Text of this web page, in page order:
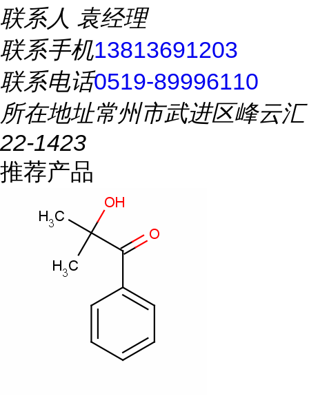
联系人 袁经理
联系手机13813691203
联系电话0519-89996110
所在地址常州市武进区峰云汇
22-1423
推荐产品